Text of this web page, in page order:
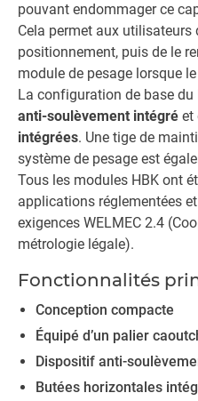
pouvant endommager ce
Cela permet aux utilisateurs
positionnement, puis de le
module de pesage lorsque
La configuration de base du
anti-soulèvement intégré et
intégrées. Une tige de
système de pesage est
Tous les modules HBK ont
applications réglementées
exigences WELMEC 2.4
métrologie légale).
Fonctionnalités
Conception compacte
Équipé d’un palier
Dispositif anti-
Butées horizontales